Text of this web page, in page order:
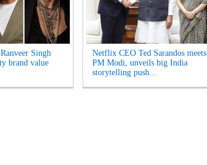
Singh
brand value
Netflix CEO Ted Sarandos meets
PM Modi, unveils big India
storytelling push...